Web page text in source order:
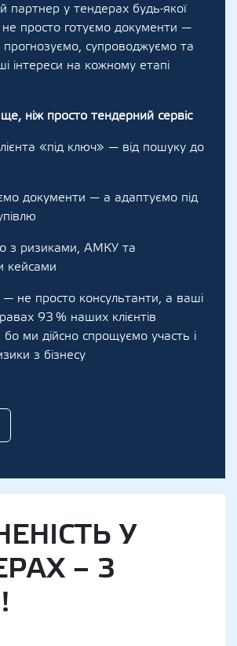
партнер у тендерах будь-якої
не просто готуємо документи —
прогнозуємо, супроводжуємо та
інтереси на кожному етапі
ніж просто тендерний сервіс
«під ключ» — від пошуку до
документи — а адаптуємо під
з ризиками, АМКУ та
кейсами
не просто консультанти, а ваші
93 % наших клієнтів
ми дійсно спрощуємо участь і
з бізнесу
У
– З